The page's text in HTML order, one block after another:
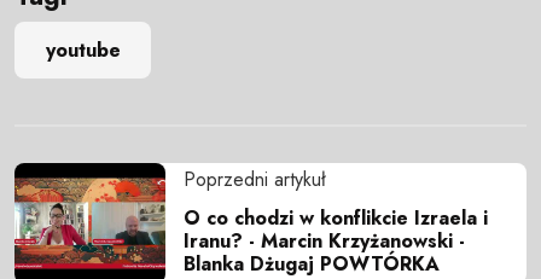
youtube
Poprzedni artykuł
O co chodzi w konflikcie Izraela i
Iranu? - Marcin Krzyżanowski -
Blanka Dżugaj POWTÓRKA